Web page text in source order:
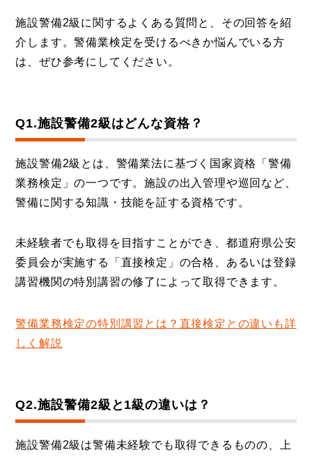
施設警備2級に関するよくある質問と、その回答を紹
介します。警備業検定を受けるべきか悩んでいる方
は、ぜひ参考にしてください。
Q1.施設警備2級はどんな資格？
施設警備2級とは、警備業法に基づく国家資格「警備
業務検定」の一つです。施設の出入管理や巡回など、
警備に関する知識・技能を証する資格です。
未経験者でも取得を目指すことができ、都道府県公安
委員会が実施する「直接検定」の合格、あるいは登録
講習機関の特別講習の修了によって取得できます。
警備業務検定の特別講習とは？直接検定との違いも詳
しく解説
Q2.施設警備2級と1級の違いは？
施設警備2級は警備未経験でも取得できるものの、上